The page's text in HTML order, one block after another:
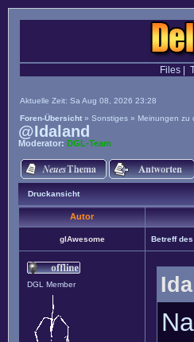
Files|
Aktuelle Zeit: Sa Aug 08, 2026 23:28
Foren-Übersicht » Sonstiges » Meinungen zu
@Idaland
Moderator: DGL-Team
Druckansicht
Autor
glAwesome Betreff
DGL Member